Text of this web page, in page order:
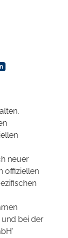
neuer
offiziellen
bei der